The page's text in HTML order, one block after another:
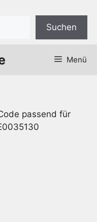
Suchen
Menü
passend für